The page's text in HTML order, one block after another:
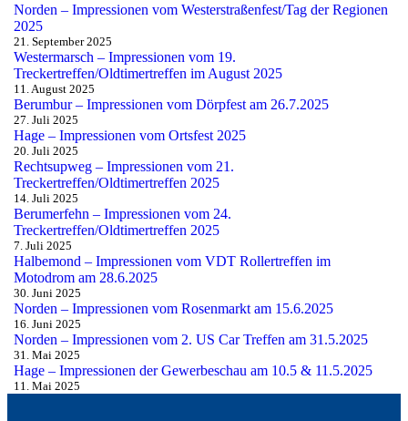
Norden – Impressionen vom Westerstraßenfest/Tag der Regionen
2025
21. September 2025
Westermarsch – Impressionen vom 19.
Treckertreffen/Oldtimertreffen im August 2025
11. August 2025
Berumbur – Impressionen vom Dörpfest am 26.7.2025
27. Juli 2025
Hage – Impressionen vom Ortsfest 2025
20. Juli 2025
Rechtsupweg – Impressionen vom 21.
Treckertreffen/Oldtimertreffen 2025
14. Juli 2025
Berumerfehn – Impressionen vom 24.
Treckertreffen/Oldtimertreffen 2025
7. Juli 2025
Halbemond – Impressionen vom VDT Rollertreffen im
Motodrom am 28.6.2025
30. Juni 2025
Norden – Impressionen vom Rosenmarkt am 15.6.2025
16. Juni 2025
Norden – Impressionen vom 2. US Car Treffen am 31.5.2025
31. Mai 2025
Hage – Impressionen der Gewerbeschau am 10.5 & 11.5.2025
11. Mai 2025